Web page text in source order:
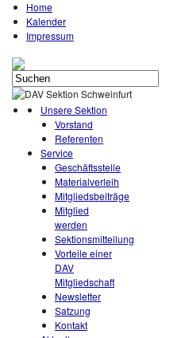
Home
Kalender
Impressum
Unsere Sektion
Vorstand
Referenten
Service
Geschäftsstelle
Materialverleih
Mitgliedsbeiträge
Mitglied
werden
Sektionsmitteilung
Vorteile einer
DAV
Mitgliedschaft
Newsletter
Satzung
Kontakt